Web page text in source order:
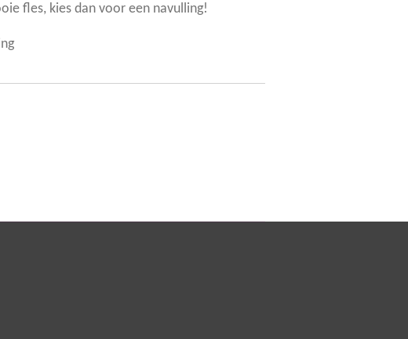
fles, kies dan voor een navulling!